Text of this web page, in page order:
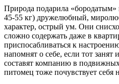
Природа подарила «бородатым»
45-55 кг) дружелюбный,
характер, острый ум. Они
сложно содержать даже в
приспосабливаться к
напомнят о себе, если тот занят
составят компанию в
питомец тоже почувствует себя